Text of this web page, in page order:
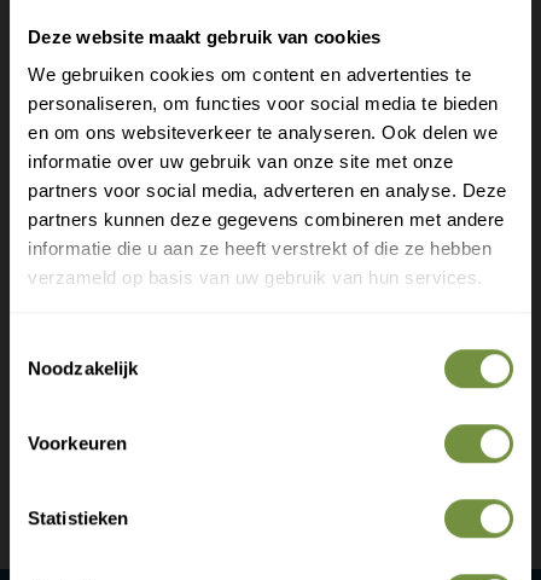
Deze website maakt gebruik van cookies
We gebruiken cookies om content en advertenties te
personaliseren, om functies voor social media te bieden
en om ons websiteverkeer te analyseren. Ook delen we
informatie over uw gebruik van onze site met onze
partners voor social media, adverteren en analyse. Deze
partners kunnen deze gegevens combineren met andere
informatie die u aan ze heeft verstrekt of die ze hebben
verzameld op basis van uw gebruik van hun services.
Noodzakelijk
Voorkeuren
Statistieken
langs in 1 van onze winkels.
info@thuiszorgwinkelonline.nl
Gratis verzending?
Laat je e-mail achter.
Meld je aan voor onze nieuwsbrief en
ontvang direct een gratis verzending
Deskundige tips over zorg en herstel